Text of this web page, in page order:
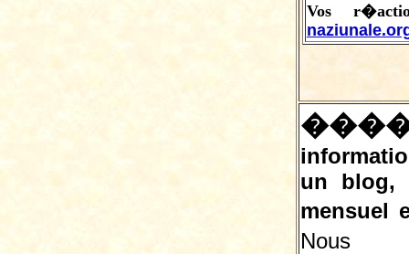
Vos
un blog,
mensuel
Nous